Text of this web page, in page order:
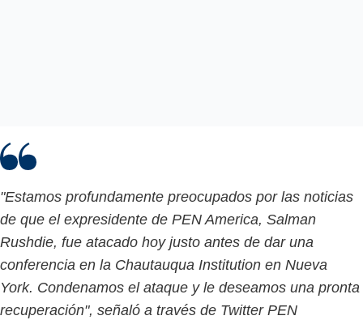
"Estamos profundamente preocupados por las noticias
de que el expresidente de PEN America, Salman
Rushdie, fue atacado hoy justo antes de dar una
conferencia en la Chautauqua Institution en Nueva
York. Condenamos el ataque y le deseamos una pronta
recuperación", señaló a través de Twitter PEN